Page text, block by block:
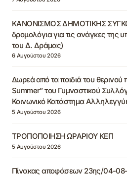
ΚΑΝΟΝΙΣΜΟΣ ΔΗΜΟΤΙΚΗΣ
δρομολόγια για τις ανάγκες της
του Δ. Δράμας)
6 Αυγούστου 2026
Δωρεά από τα παιδιά του
Summer” του Γυμναστικού
Κοινωνικό Κατάστημα
5 Αυγούστου 2026
ΤΡΟΠΟΠΟΙΗΣΗ ΩΡΑΡΙΟΥ ΚΕΠ
5 Αυγούστου 2026
Πίνακας αποφάσεων 23ης/04-08-